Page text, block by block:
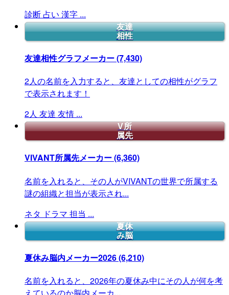
診断 占い 漢字 ...
友達
相性
友達相性グラフメーカー(7,430)
2人の名前を入力すると、友達としての相性がグラフ
で表示されます！
2人 友達 友情 ...
V所
属先
VIVANT所属先メーカー(6,360)
名前を入れると、その人がVIVANTの世界で所属する
謎の組織と担当が表示され...
ネタ ドラマ 担当 ...
夏休
み脳
夏休み脳内メーカー2026(6,210)
名前を入れると、2026年の夏休み中にその人が何を考